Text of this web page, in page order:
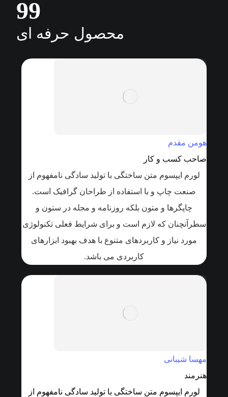
99
محصول حرفه ای
هومن مقدم
صاحب کسب و کار
لورم ایپسوم متن ساختگی با تولید سادگی نامفهوم از
صنعت چاپ و با استفاده از طراحان گرافیک است.
چاپگرها و متون بلکه روزنامه و مجله در ستون و
سطرآنچنان که لازم است و برای شرایط فعلی تکنولوژی
مورد نیاز و کاربردهای متنوع با هدف بهبود ابزارهای
کاربردی می باشد.
مهسا شیبانی
هنرمند
لورم ایپسوم متن ساختگی با تولید سادگی نامفهوم از